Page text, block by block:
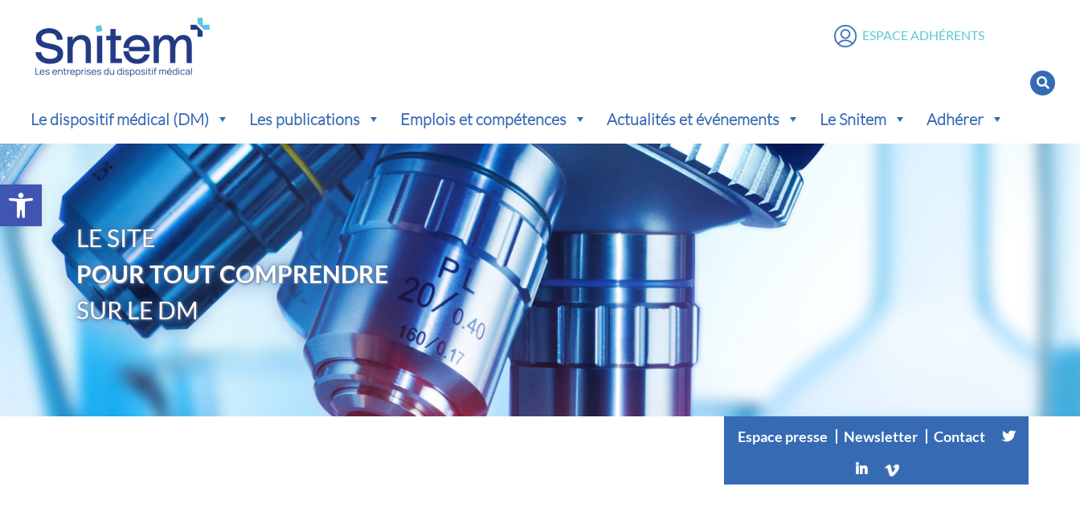
Ouvrir la barre d’outils
Le dispositif médical (DM) Les publications Emplois et compétences Actualités et événements Le Snitem Adhérer
ESPACE ADHÉRENTS
LE SITE
POUR TOUT COMPRENDRE
SUR LE DM
Espace presse Newsletter Contact